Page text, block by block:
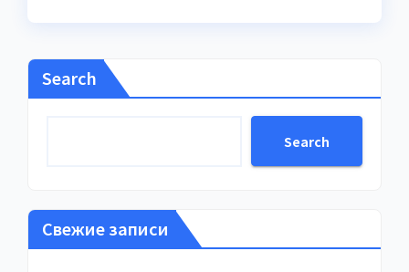
Search
Search
Свежие записи